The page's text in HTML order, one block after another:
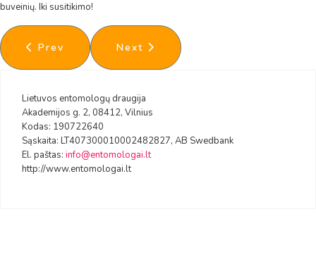
buveinių. Iki susitikimo!
Previous article: Viešai prieinami naujai
Prev Next article: 2021 metų vabzdys
Next
Lietuvos entomologų draugija
Akademijos g. 2, 08412, Vilnius
Kodas: 190722640
Sąskaita: LT407300010002482827, AB Swedbank
El. paštas: info@entomologai.lt
http://www.entomologai.lt